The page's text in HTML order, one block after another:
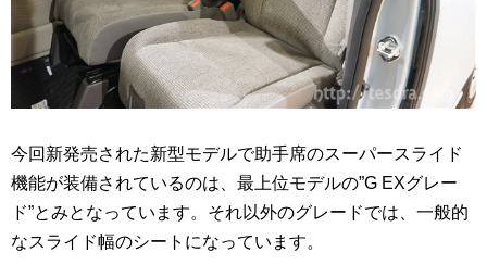
今回新発売された新型モデルで助手席のスーパースライド
機能が装備されているのは、最上位モデルの”G EXグレー
ド”とみとなっています。それ以外のグレードでは、一般的
なスライド幅のシートになっています。